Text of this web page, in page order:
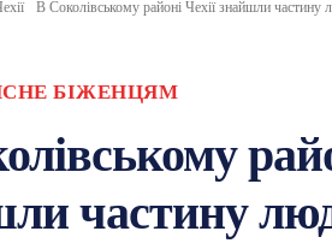
В Соколівському районі Чехії знайшли частину
БІЖЕНЦЯМ
частину